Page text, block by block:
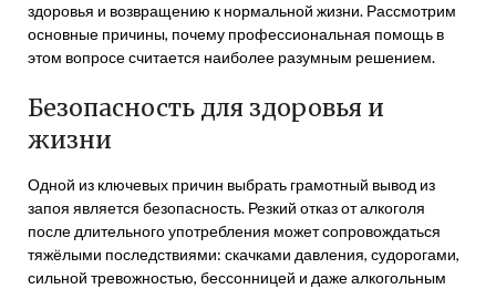
здоровья и возвращению к нормальной жизни. Рассмотрим
основные причины, почему профессиональная помощь в
этом вопросе считается наиболее разумным решением.
Безопасность для здоровья и
жизни
Одной из ключевых причин выбрать грамотный вывод из
запоя является безопасность. Резкий отказ от алкоголя
после длительного употребления может сопровождаться
тяжёлыми последствиями: скачками давления, судорогами,
сильной тревожностью, бессонницей и даже алкогольным